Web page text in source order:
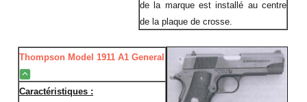
de la marque est installé au centre
de la plaque de crosse.
Thompson Model 1911 A1 General
Caractéristiques :